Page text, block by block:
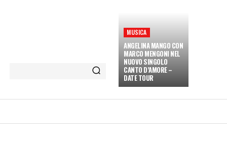
MUSICA
ANGELINA MANGO CON
MARCO MENGONI NEL
NUOVO SINGOLO
CANTO D’AMORE –
DATE TOUR